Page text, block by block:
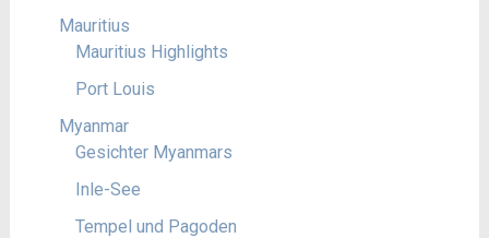
Mauritius
Mauritius Highlights
Port Louis
Myanmar
Gesichter Myanmars
Inle-See
Tempel und Pagoden